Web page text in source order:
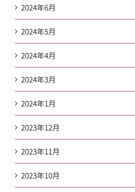
2024年6月
2024年5月
2024年4月
2024年3月
2024年1月
2023年12月
2023年11月
2023年10月